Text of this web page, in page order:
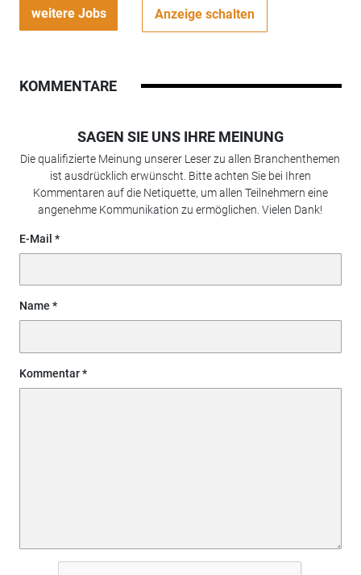
weitere Jobs Anzeige schalten
KOMMENTARE
SAGEN SIE UNS IHRE MEINUNG
Die qualifizierte Meinung unserer Leser zu allen Branchenthemen
ist ausdrücklich erwünscht. Bitte achten Sie bei Ihren
Kommentaren auf die Netiquette, um allen Teilnehmern eine
angenehme Kommunikation zu ermöglichen. Vielen Dank!
E-Mail
Name
Kommentar